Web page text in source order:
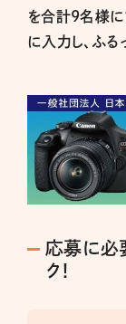
を合計9名様に
に入力し、ふる
応募に必
ク！